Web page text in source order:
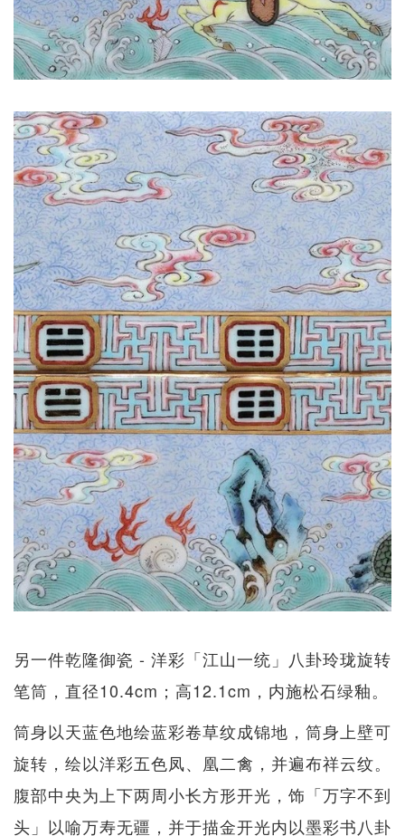
另一件乾隆御瓷 - 洋彩「江山一统」八卦玲珑旋转
笔筒，直径10.4cm；高12.1cm，内施松石绿釉。
筒身以天蓝色地绘蓝彩卷草纹成锦地，筒身上壁可
旋转，绘以洋彩五色凤、凰二禽，并遍布祥云纹。
腹部中央为上下两周小长方形开光，饰「万字不到
头」以喻万寿无疆，并于描金开光内以墨彩书八卦